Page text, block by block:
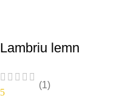
Lambriu lemn
5
(1)